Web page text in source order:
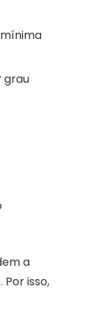
grau
a
isso,